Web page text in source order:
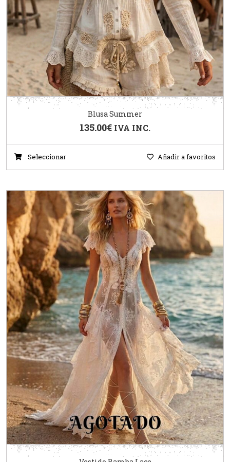
Blusa Summer
135.00€ IVA INC.
Seleccionar Añadir a favoritos